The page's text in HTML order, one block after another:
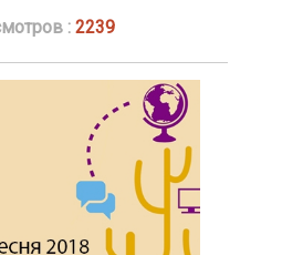
: 2239